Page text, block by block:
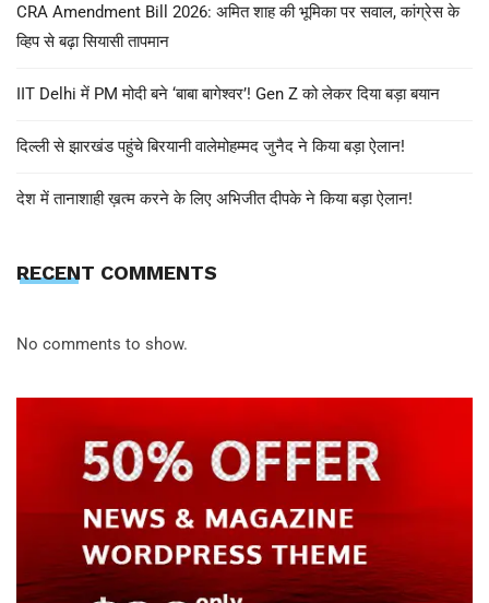
CRA Amendment Bill 2026: अमित शाह की भूमिका पर सवाल, कांग्रेस के
व्हिप से बढ़ा सियासी तापमान
IIT Delhi में PM मोदी बने ‘बाबा बागेश्वर’! Gen Z को लेकर दिया बड़ा बयान
दिल्ली से झारखंड पहुंचे बिरयानी वालेमोहम्मद जुनैद ने किया बड़ा ऐलान!
देश में तानाशाही ख़त्म करने के लिए अभिजीत दीपके ने किया बड़ा ऐलान!
RECENT COMMENTS
No comments to show.